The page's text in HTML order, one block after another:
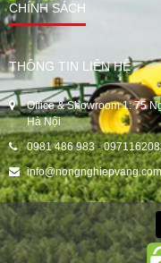
CHÍNH SÁCH
THÔNG TIN LIÊN HỆ
Office & Showroom 1: 75
Hà Nội
0981 486 983-
info@nongnghiepvang.com